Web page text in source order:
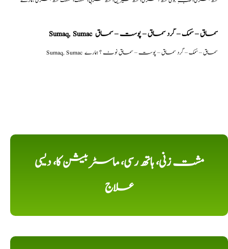
Sumaq, Sumac سماق – سُمک – گرد سماق – پوست – سماق
Sumaq, Sumac سماق – سُمک – گرد سماق – پوست – سماق نوٹ ؟ ہمارے
مشت زنی، ہاتھ رسی، ماسٹر بیشن کا، دیسی
علاج